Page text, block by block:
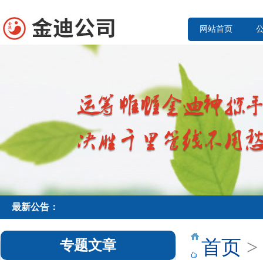
网站首页
最新公告：
专题文章 首页 >